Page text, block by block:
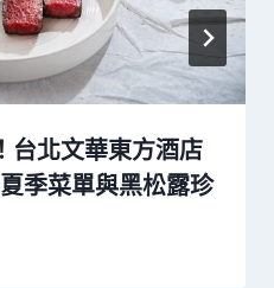
台北文華東方酒店
季菜單與黑松露珍